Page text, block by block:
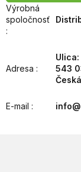
Výrobná
spoločnosť
:
Adresa :
543
E-mail :